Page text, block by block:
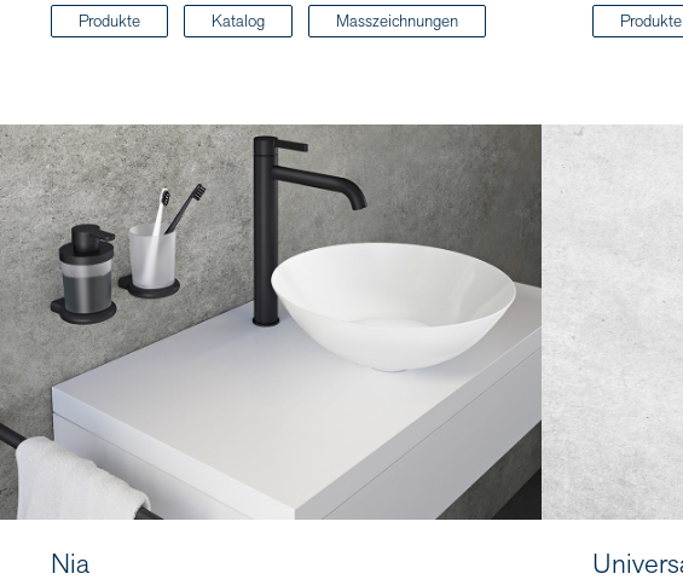
Produkte Katalog Masszeichnungen Produkte
Nia